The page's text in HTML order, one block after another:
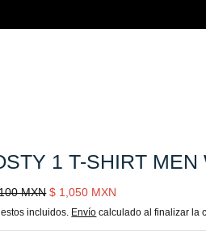
1 T-SHIRT MEN
MXN Sale
price
$ 1,050 MXN
incluidos. Envío calculado al finalizar la